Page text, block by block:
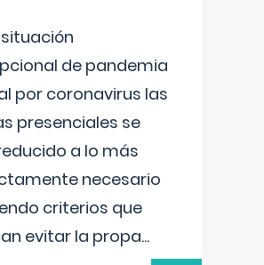
situación
de pandemia
por coronavirus las
presenciales se
a lo más
necesario
criterios que
evitar la propa...